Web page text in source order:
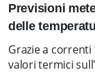
Previsioni
delle
Grazie a
valori termici